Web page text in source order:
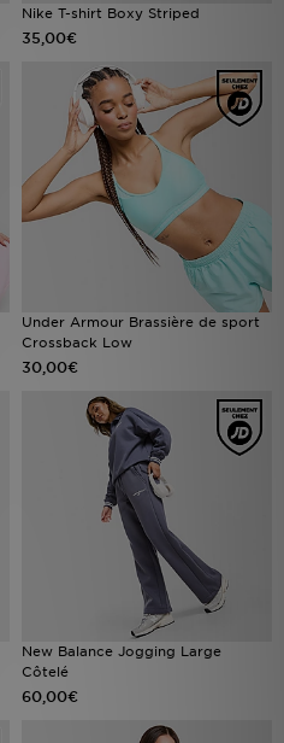
Nike T-shirt Boxy Striped
35,00€
Under Armour Brassière de sport
Crossback Low
30,00€
New Balance Jogging Large
Côtelé
60,00€